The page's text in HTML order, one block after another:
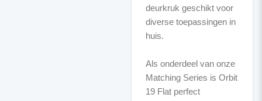
deurkruk geschikt voor
diverse toepassingen in
huis.
Als onderdeel van onze
Matching Series is Orbit
19 Flat perfect